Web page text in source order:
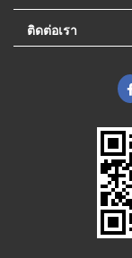
ติดต่อเรา